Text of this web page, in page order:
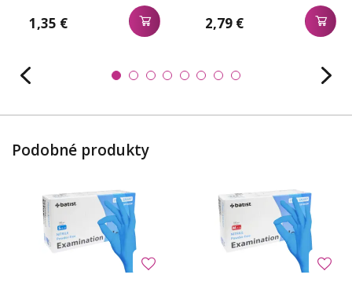
1,35 € 2,79 €
Podobné produkty